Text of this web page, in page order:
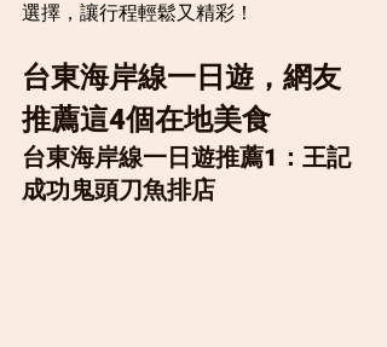
選擇，讓行程輕鬆又精彩！
台東海岸線一日遊，網友
推薦這4個在地美食
台東海岸線一日遊推薦1：王記
成功鬼頭刀魚排店